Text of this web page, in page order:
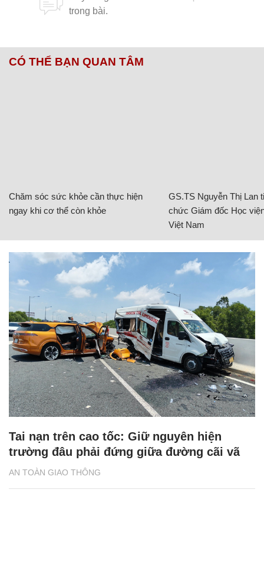
CÓ THỂ BẠN QUAN TÂM
Chăm sóc sức khỏe cần thực hiện
ngay khi cơ thể còn khỏe
GS.TS Nguyễn Thị Lan
chức Giám đốc Học
Việt Nam
AN TOÀN GIAO THÔNG
Tai nạn trên cao tốc: Giữ nguyên hiện
trường đâu phải đứng giữa đường cãi vã